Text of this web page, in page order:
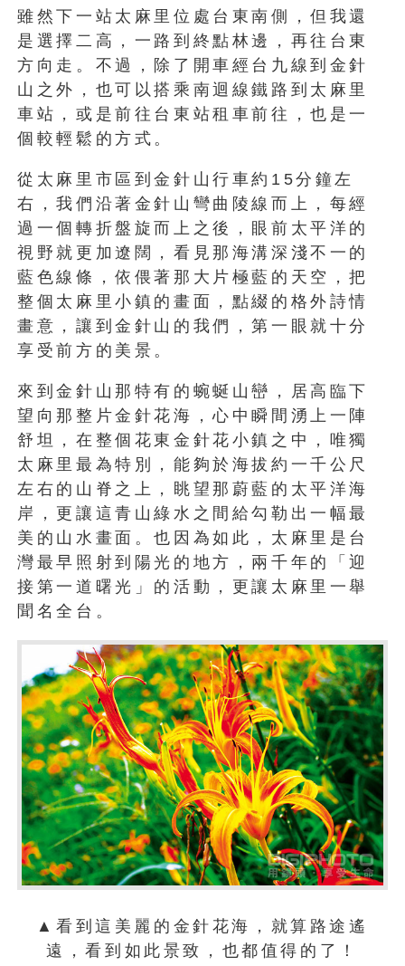
雖然下一站太麻里位處台東南側，但我還
是選擇二高，一路到終點林邊，再往台東
方向走。不過，除了開車經台九線到金針
山之外，也可以搭乘南迴線鐵路到太麻里
車站，或是前往台東站租車前往，也是一
個較輕鬆的方式。
從太麻里市區到金針山行車約15分鐘左
右，我們沿著金針山彎曲陵線而上，每經
過一個轉折盤旋而上之後，眼前太平洋的
視野就更加遼闊，看見那海溝深淺不一的
藍色線條，依偎著那大片極藍的天空，把
整個太麻里小鎮的畫面，點綴的格外詩情
畫意，讓到金針山的我們，第一眼就十分
享受前方的美景。
來到金針山那特有的蜿蜒山巒，居高臨下
望向那整片金針花海，心中瞬間湧上一陣
舒坦，在整個花東金針花小鎮之中，唯獨
太麻里最為特別，能夠於海拔約一千公尺
左右的山脊之上，眺望那蔚藍的太平洋海
岸，更讓這青山綠水之間給勾勒出一幅最
美的山水畫面。也因為如此，太麻里是台
灣最早照射到陽光的地方，兩千年的「迎
接第一道曙光」的活動，更讓太麻里一舉
聞名全台。
▲看到這美麗的金針花海，就算路途遙
遠，看到如此景致，也都值得的了！